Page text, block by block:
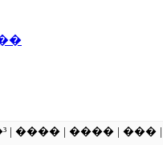
���� ���� ���